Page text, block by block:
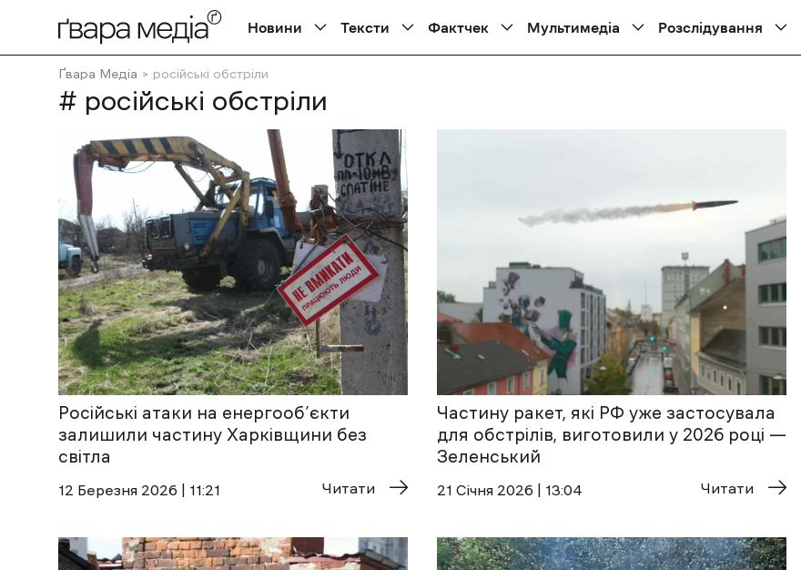
Новини Тексти Фактчек Мультимедіа Розслідування
Ґвара Медіа російські обстріли
# російські обстріли
Російські атаки на енергооб’єкти
залишили частину Харківщини без
світла
12 Березня 2026 | 11:21 Читати
Частину ракет, які РФ уже застосувала
для обстрілів, виготовили у 2026 році —
Зеленський
21 Січня 2026 | 13:04 Читати